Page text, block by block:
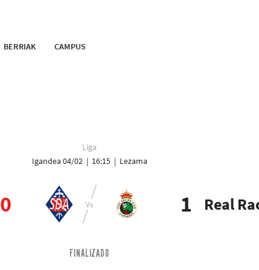
BERRIAK CAMPUS
Liga
Igandea 04/02 | 16:15 | Lezama
0 Real
1
FINALIZADO